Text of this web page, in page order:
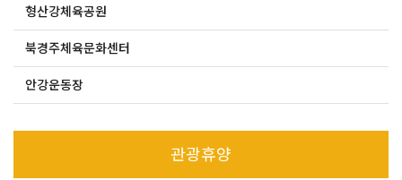
형산강체육공원
북경주체육문화센터
안강운동장
관광휴양